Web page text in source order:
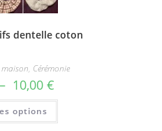
dentelle coton
maison, Cérémonie
– 10,00 €Plage
de
prix :
à
options
Ce
a